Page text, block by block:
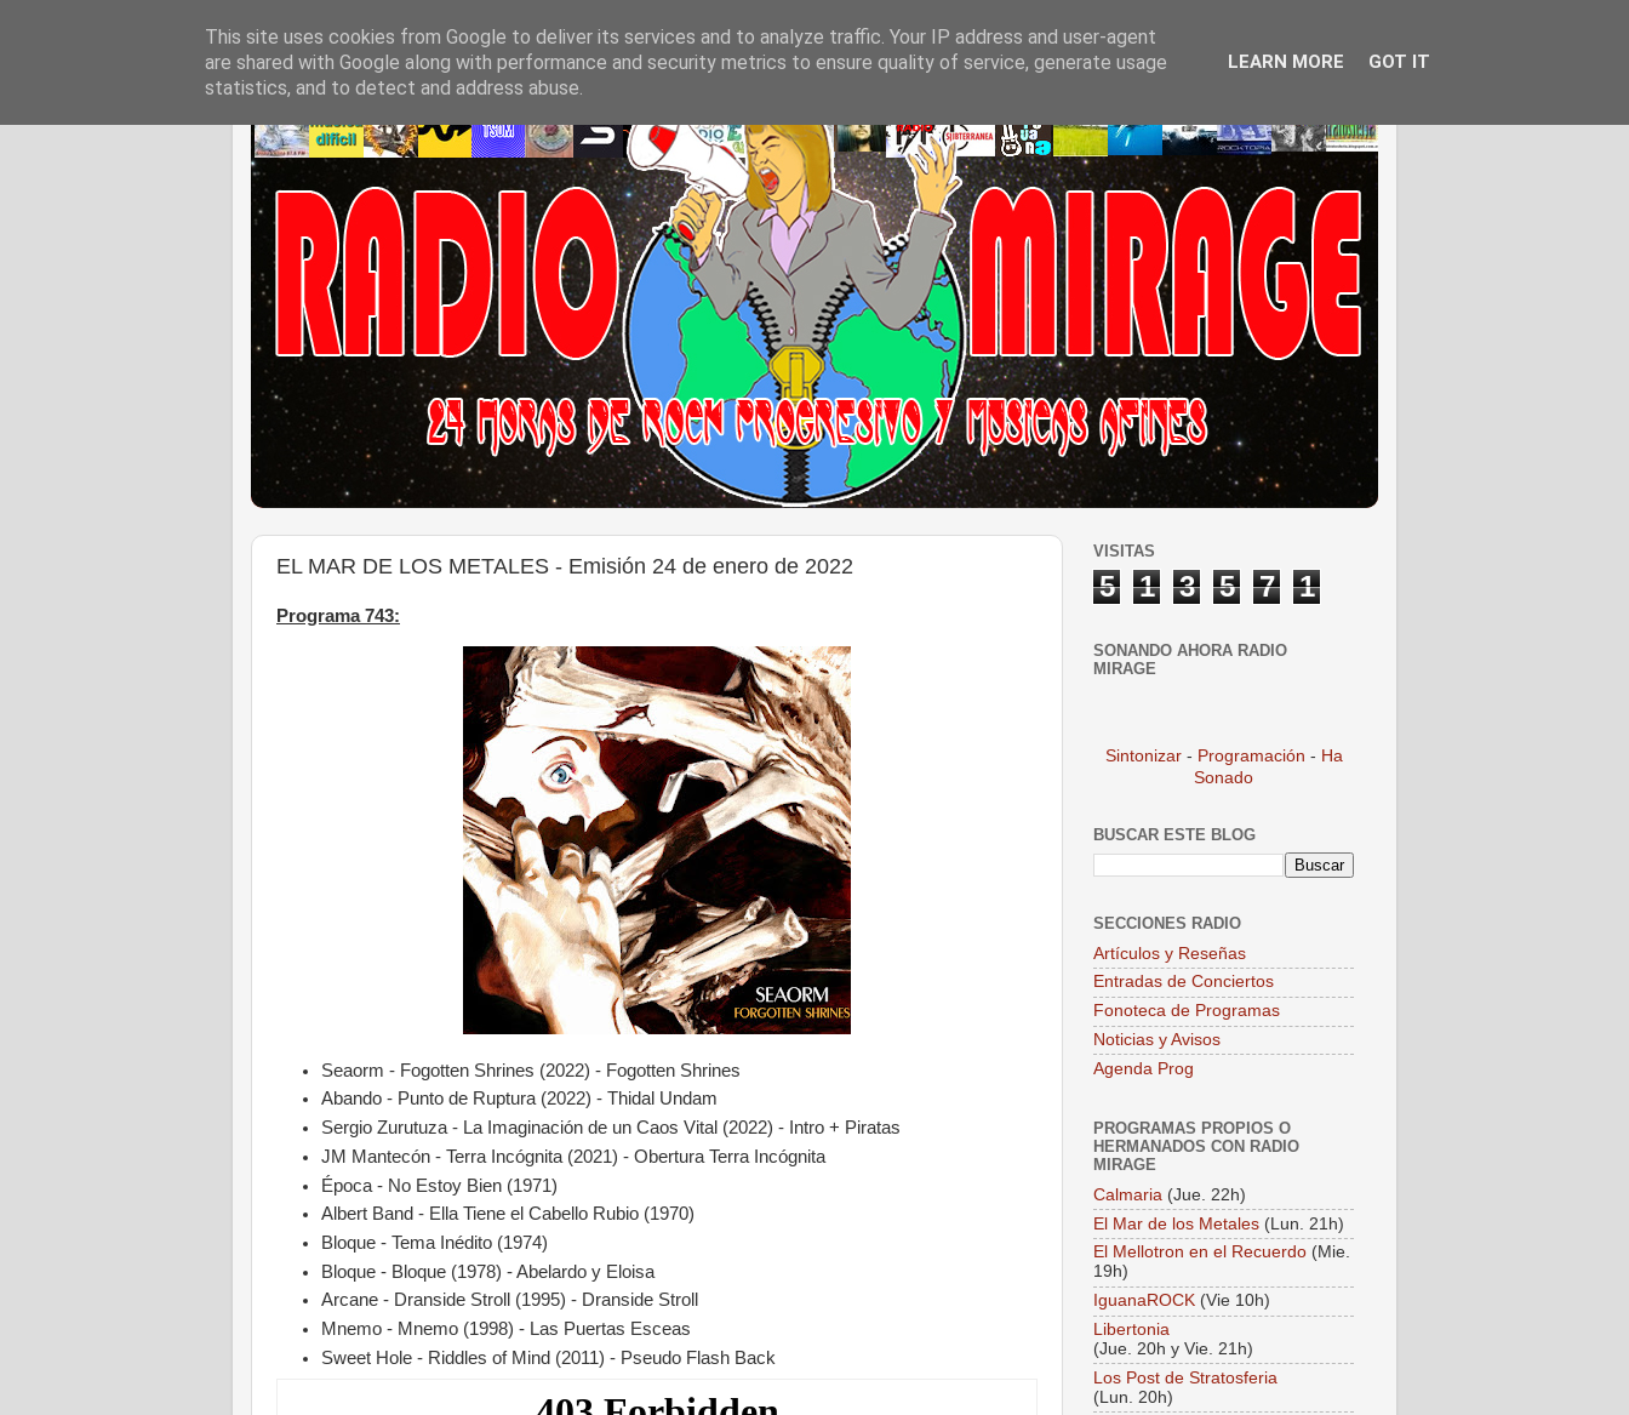
EL MAR DE LOS METALES - Emisión 24 de enero de 2022
Programa 743:
Seaorm - Fogotten Shrines (2022) - Fogotten Shrines
Abando - Punto de Ruptura (2022) - Thidal Undam
Sergio Zurutuza - La Imaginación de un Caos Vital (2022) - Intro + Piratas
JM Mantecón - Terra Incógnita (2021) - Obertura Terra Incógnita
Época - No Estoy Bien (1971)
Albert Band - Ella Tiene el Cabello Rubio (1970)
Bloque - Tema Inédito (1974)
Bloque - Bloque (1978) - Abelardo y Eloisa
Arcane - Dranside Stroll (1995) - Dranside Stroll
Mnemo - Mnemo (1998) - Las Puertas Esceas
Sweet Hole - Riddles of Mind (2011) - Pseudo Flash Back
VISITAS
5 1 3 5 7 1
SONANDO AHORA RADIO
MIRAGE
Sintonizar - Programación - Ha
Sonado
BUSCAR ESTE BLOG
SECCIONES RADIO
Artículos y Reseñas
Entradas de Conciertos
Fonoteca de Programas
Noticias y Avisos
Agenda Prog
PROGRAMAS PROPIOS O
HERMANADOS CON RADIO
MIRAGE
Calmaria (Jue. 22h)
El Mar de los Metales (Lun. 21h)
El Mellotron en el Recuerdo (Mie.
19h)
IguanaROCK (Vie 10h)
Libertonia
(Jue. 20h y Vie. 21h)
Los Post de Stratosferia
(Lun. 20h)
This site uses cookies from Google to deliver its services and to analyze traffic. Your IP address and user-agent
are shared with Google along with performance and security metrics to ensure quality of service, generate usage
statistics, and to detect and address abuse.
LEARN MORE GOT IT